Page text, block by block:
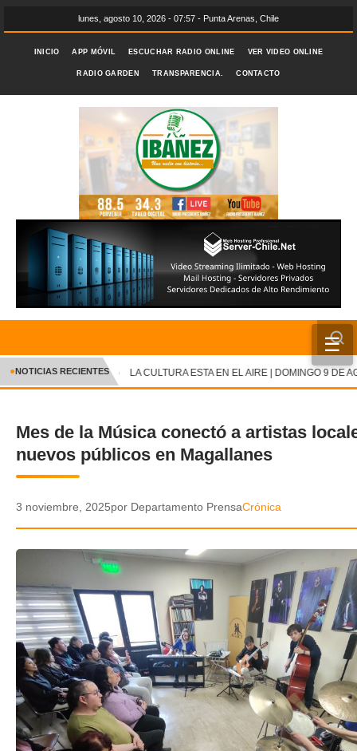
lunes, agosto 10, 2026 - 07:57 - Punta Arenas, Chile
INICIO APP MÓVIL ESCUCHAR RADIO ONLINE VER VIDEO ONLINE
RADIO GARDEN TRANSPARENCIA. CONTACTO
☰
INICIO
CRÓNICA
DEPORTES
ENTRETENIMIENTO Y CULTURA
POLICIAL
VIDEOS
GALERIA DE FOTOS
APP MÓVIL
TRANSPARENCIA
✕
●NOTICIAS RECIENTES LA CULTURA ESTA EN EL AIRE | DOMINGO 9 DE
Mes de la Música conectó a artistas
nuevos públicos en Magallanes
3 noviembre, 2025por Departamento PrensaCrónica